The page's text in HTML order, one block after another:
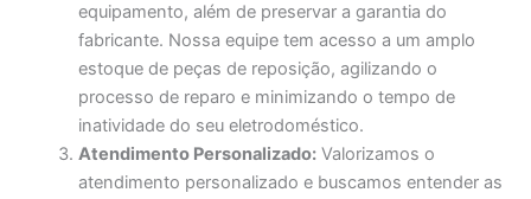
equipamento, além de preservar a garantia do
fabricante. Nossa equipe tem acesso a um amplo
estoque de peças de reposição, agilizando o
processo de reparo e minimizando o tempo de
inatividade do seu eletrodoméstico.
Atendimento Personalizado: Valorizamos o
atendimento personalizado e buscamos entender as